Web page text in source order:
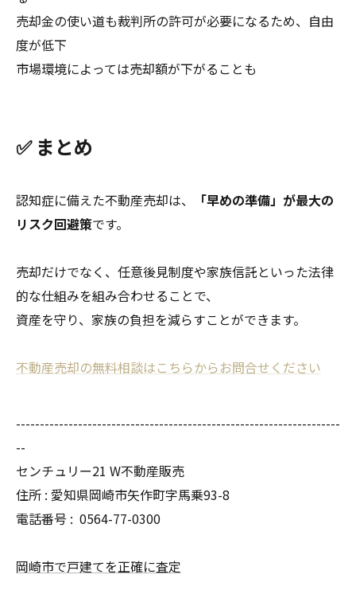
売却金の使い道も裁判所の許可が必要になるため、自由
度が低下
市場環境によっては売却額が下がることも
✅ まとめ
認知症に備えた不動産売却は、
「早めの準備」が最大の
リスク回避策です。
売却だけでなく、任意後見制度や家族信託といった法律
的な仕組みを組み合わせることで、
資産を守り、家族の負担を減らすことができます。
不動産売却の無料相談はこちらからお問合せください
--------------------------------------------------------------------
--
センチュリー21 W不動産販売
住所 : 愛知県岡崎市矢作町字馬乗93-8
電話番号 : 0564-77-0300
岡崎市で戸建てを正確に査定